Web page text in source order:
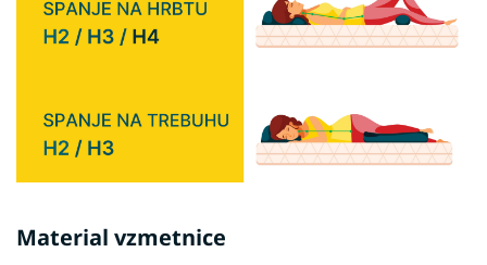
Material vzmetnice